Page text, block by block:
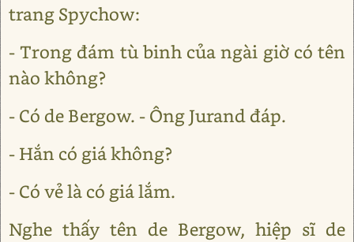
trang Spychow:
- Trong đám tù binh của ngài giờ có tên
nào không?
- Có de Bergow. - Ông Jurand đáp.
- Hắn có giá không?
- Có vẻ là có giá lắm.
Nghe thấy tên de Bergow, hiệp sĩ de